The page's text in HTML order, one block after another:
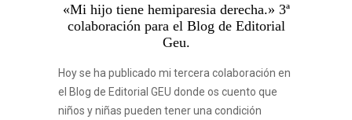
«Mi hijo tiene hemiparesia derecha.» 3ª
colaboración para el Blog de Editorial
Geu.
Hoy se ha publicado mi tercera colaboración en
el Blog de Editorial GEU donde os cuento que
niños y niñas pueden tener una condición